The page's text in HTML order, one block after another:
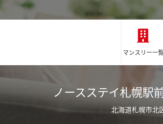
マンスリー一
ノースステイ札幌駅
北海道札幌市北